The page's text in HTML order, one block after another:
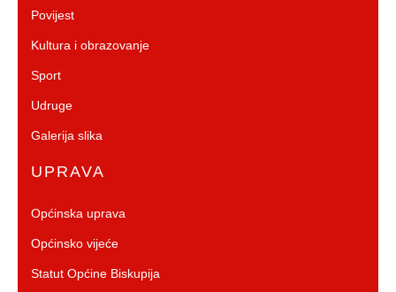
Povijest
Kultura i obrazovanje
Sport
Udruge
Galerija slika
UPRAVA
Općinska uprava
Općinsko vijeće
Statut Općine Biskupija